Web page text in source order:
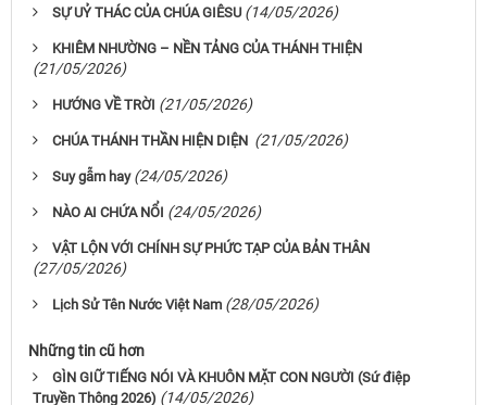
SỰ UỶ THÁC CỦA CHÚA GIÊSU (14/05/2026)
KHIÊM NHƯỜNG – NỀN TẢNG CỦA THÁNH THIỆN
(21/05/2026)
HƯỚNG VỀ TRỜI (21/05/2026)
CHÚA THÁNH THẦN HIỆN DIỆN (21/05/2026)
Suy gẫm hay (24/05/2026)
NÀO AI CHỨA NỔI (24/05/2026)
VẬT LỘN VỚI CHÍNH SỰ PHỨC TẠP CỦA BẢN THÂN
(27/05/2026)
Lịch Sử Tên Nước Việt Nam (28/05/2026)
Những tin cũ hơn
GÌN GIỮ TIẾNG NÓI VÀ KHUÔN MẶT CON NGƯỜI (Sứ điệp
Truyền Thông 2026) (14/05/2026)